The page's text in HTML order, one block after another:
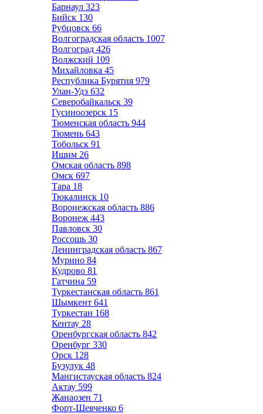
Барнаул 323
Бийск 130
Рубцовск 66
Волгоградская область 1007
Волгоград 426
Волжский 109
Михайловка 45
Республика Бурятия 979
Улан-Удэ 632
Северобайкальск 39
Гусиноозерск 15
Тюменская область 944
Тюмень 643
Тобольск 91
Ишим 26
Омская область 898
Омск 697
Тара 18
Тюкалинск 10
Воронежская область 886
Воронеж 443
Павловск 30
Россошь 30
Ленинградская область 867
Мурино 84
Кудрово 81
Гатчина 59
Туркестанская область 861
Шымкент 641
Туркестан 168
Кентау 28
Оренбургская область 842
Оренбург 330
Орск 128
Бузулук 48
Мангистауская область 824
Актау 599
Жанаозен 71
Форт-Шевченко 6